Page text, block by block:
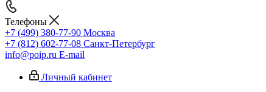
Телефоны
+7 (499) 380-77-90 Москва
+7 (812) 602-77-08 Санкт-Петербург
info@poip.ru E-mail
Личный кабинет